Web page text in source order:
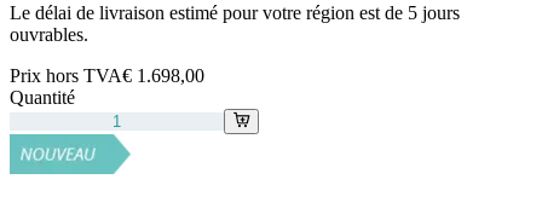
Le délai de livraison estimé pour votre région est de 5 jours
ouvrables.
Prix hors TVA€ 1.698,00
Quantité